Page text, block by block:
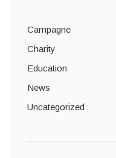
Campagne
Charity
Education
News
Uncategorized